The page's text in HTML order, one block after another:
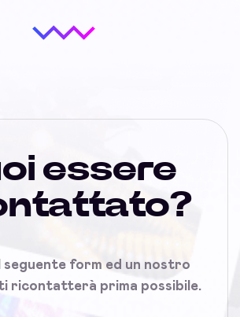
essere
seguente form ed un nostro
ricontatterà prima possibile.